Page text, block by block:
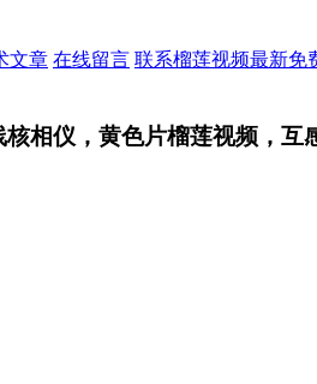
文章 在线留言 联系榴莲视频最新免
相仪，黄色片榴莲视频，互